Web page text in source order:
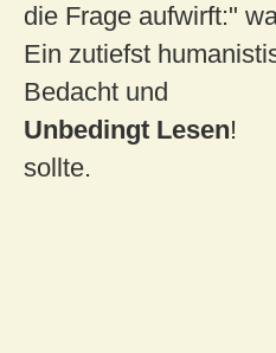
die Frage aufwirft:"
Ein zutiefst
Bedacht und
Unbedingt Lesen!
sollte.